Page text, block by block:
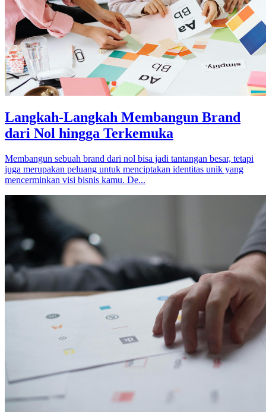
Langkah-Langkah Membangun Brand
dari Nol hingga Terkemuka
Membangun sebuah brand dari nol bisa jadi tantangan besar, tetapi
juga merupakan peluang untuk menciptakan identitas unik yang
mencerminkan visi bisnis kamu. De...